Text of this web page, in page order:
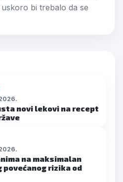
bi trebalo da se
novi lekovi na recept
na maksimalan
povećanog rizika od